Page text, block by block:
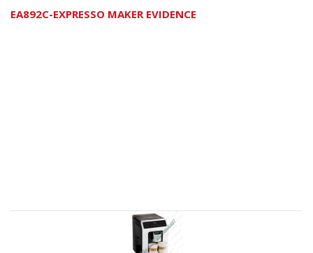
EA892C-EXPRESSO MAKER EVIDENCE